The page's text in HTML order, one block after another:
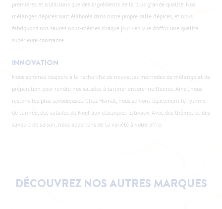
premières et n’utilisons que des ingrédients de la plus grande qualité. Nos
mélanges d’épices sont élaborés dans notre propre salle d’épices, et nous
fabriquons nos sauces nous-mêmes chaque jour - en vue d’offrir une qualité
supérieure constante.
INNOVATION
Nous sommes toujours à la recherche de nouvelles méthodes de mélange et de
préparation pour rendre nos salades à tartiner encore meilleures. Ainsi, nous
restons les plus savoureuses. Chez Hamal, nous suivons également le rythme
de l’année, des salades de Noël aux classiques estivaux. Avec des thèmes et des
saveurs de saison, nous apportons de la variété à votre offre.
DÉCOUVREZ NOS AUTRES MARQUES